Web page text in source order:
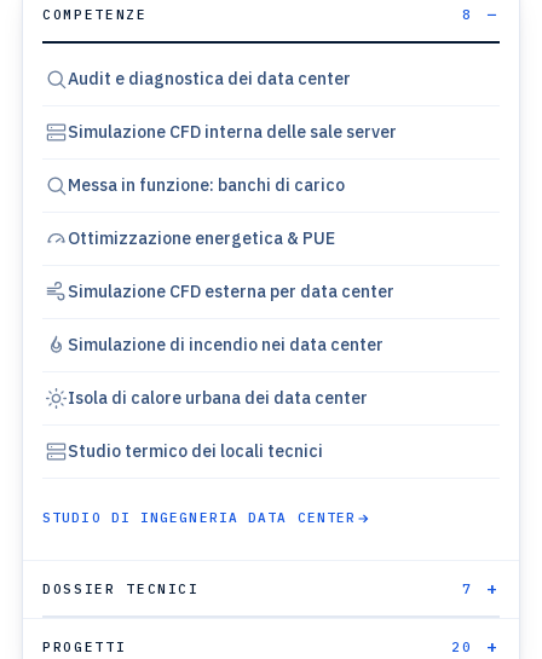
COMPETENZE 8
Audit e diagnostica dei data center
Simulazione CFD interna delle sale server
Messa in funzione: banchi di carico
Ottimizzazione energetica & PUE
Simulazione CFD esterna per data center
Simulazione di incendio nei data center
Isola di calore urbana dei data center
Studio termico dei locali tecnici
STUDIO DI INGEGNERIA DATA CENTER
DOSSIER TECNICI 7
PROGETTI 20